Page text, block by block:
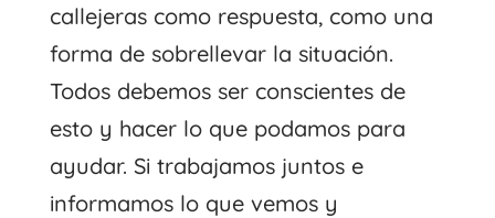
callejeras como respuesta, como una
forma de sobrellevar la situación.
Todos debemos ser conscientes de
esto y hacer lo que podamos para
ayudar. Si trabajamos juntos e
informamos lo que vemos y